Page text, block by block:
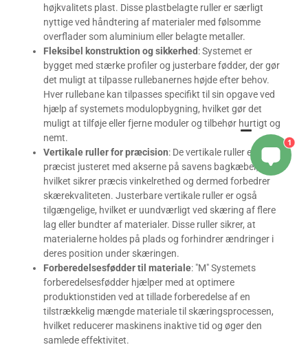
højkvalitets plast. Disse plastbelagte ruller er særligt
nyttige ved håndtering af materialer med følsomme
overflader som aluminium eller belagte metaller.
Fleksibel konstruktion og sikkerhed: Systemet er
bygget med stærke profiler og justerbare fødder, der gør
det muligt at tilpasse rullebanernes højde efter behov.
Hver rullebane kan tilpasses specifikt til sin opgave ved
hjælp af systemets modulopbygning, hvilket gør det
muligt at tilføje eller fjerne moduler og tilbehør hurtigt og
nemt.
Vertikale ruller for præcision: De vertikale ruller er
præcist justeret med akserne på savens bagkæber,
hvilket sikrer præcis vinkelrethed og dermed forbedrer
skærekvaliteten. Justerbare vertikale ruller er også
tilgængelige, hvilket er uundværligt ved skæring af flere
lag eller bundter af materialer. Disse ruller sikrer, at
materialerne holdes på plads og forhindrer ændringer i
deres position under skæringen.
Forberedelsesfødder til materiale: "M" Systemets
forberedelsesfødder hjælper med at optimere
produktionstiden ved at tillade forberedelse af en
tilstrækkelig mængde materiale til skæringsprocessen,
hvilket reducerer maskinens inaktive tid og øger den
samlede effektivitet.
1